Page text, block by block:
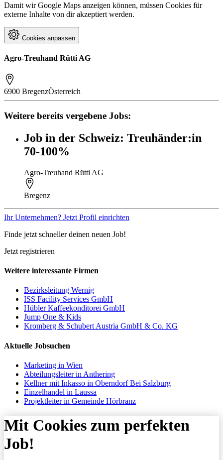
Damit wir Google Maps anzeigen können, müssen Cookies für
externe Inhalte von dir akzeptiert werden.
Cookies anpassen
Agro-Treuhand Rütti AG
6900 BregenzÖsterreich
Weitere bereits vergebene Jobs:
Job in der Schweiz: Treuhänder:in
70-100%
Agro-Treuhand Rütti AG
Bregenz
Ihr Unternehmen? Jetzt Profil einrichten
Finde jetzt schneller deinen neuen Job!
Jetzt registrieren
Weitere interessante Firmen
Bezirksleitung Wernig
ISS Facility Services GmbH
Hübler Kaffeekonditorei GmbH
Jump One & Kids
Kromberg & Schubert Austria GmbH & Co. KG
Aktuelle Jobsuchen
Marketing in Wien
Abteilungsleiter in Anthering
Kellner mit Inkasso in Oberndorf Bei Salzburg
Einzelhandel in Laussa
Projektleiter in Gemeinde Hörbranz
Mit Cookies zum perfekten
Job!